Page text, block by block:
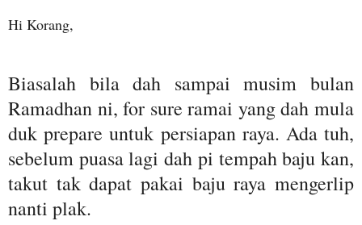
Hi Korang,
Biasalah bila dah sampai musim bulan
Ramadhan ni, for sure ramai yang dah mula
duk prepare untuk persiapan raya. Ada tuh,
sebelum puasa lagi dah pi tempah baju kan,
takut tak dapat pakai baju raya mengerlip
nanti plak.